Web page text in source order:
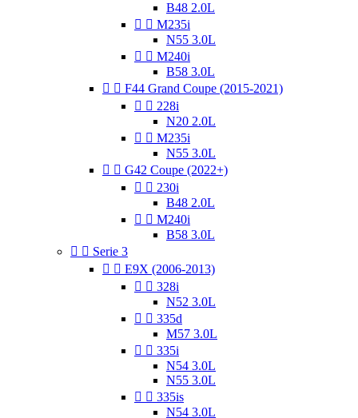
B48 2.0L
  M235i
N55 3.0L
  M240i
B58 3.0L
  F44 Grand Coupe (2015-2021)
  228i
N20 2.0L
  M235i
N55 3.0L
  G42 Coupe (2022+)
  230i
B48 2.0L
  M240i
B58 3.0L
  Serie 3
  E9X (2006-2013)
  328i
N52 3.0L
  335d
M57 3.0L
  335i
N54 3.0L
N55 3.0L
  335is
N54 3.0L